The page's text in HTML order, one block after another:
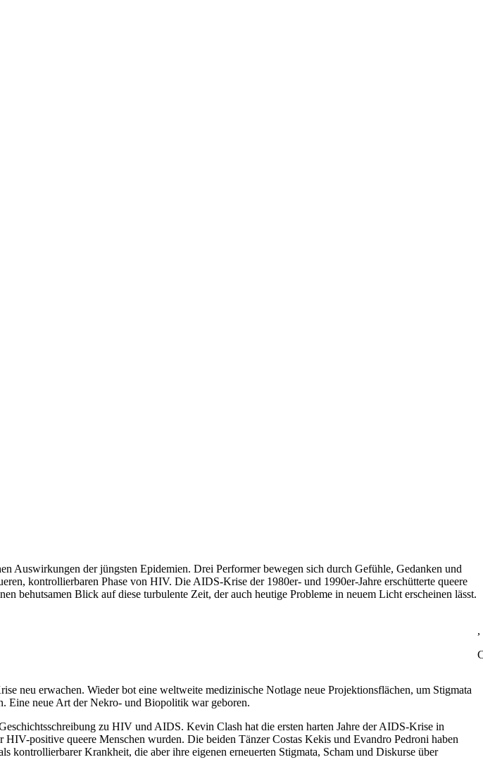
Auswirkungen der jüngsten Epidemien. Drei Performer bewegen sich durch Gefühle, Gedanken und
kontrollierbaren Phase von HIV. Die AIDS-Krise der 1980er- und 1990er-Jahre erschütterte queere
behutsamen Blick auf diese turbulente Zeit, der auch heutige Probleme in neuem Licht erscheinen lässt.
,
neu erwachen. Wieder bot eine weltweite medizinische Notlage neue Projektionsflächen, um Stigmata
Eine neue Art der Nekro- und Biopolitik war geboren.
zu HIV und AIDS. Kevin Clash hat die ersten harten Jahre der AIDS-Krise in
positive queere Menschen wurden. Die beiden Tänzer Costas Kekis und Evandro Pedroni haben
Krankheit, die aber ihre eigenen erneuerten Stigmata, Scham und Diskurse über